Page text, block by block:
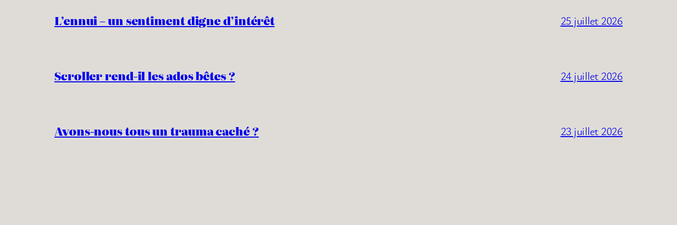
L’ennui – un sentiment digne d’intérêt 25 juillet 2026
Scroller rend-il les ados bêtes ? 24 juillet 2026
Avons-nous tous un trauma caché ? 23 juillet 2026